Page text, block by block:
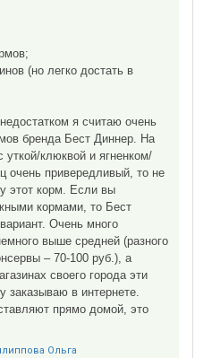
(но легко достать в
я считаю очень
бренда Бест Диннер. На
уткой/клюквой и ягненком/
очень привередливый, то не
этот корм. Если вы
кормами, то Бест
Очень много
выше средней (разного
– 70-100 руб.), а
своего города эти
заказываю в интернете.
прямо домой, это
Ольга